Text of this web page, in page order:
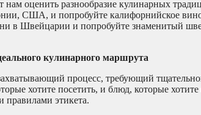
оценить разнообразие кулинарных
США, и попробуйте калифорнийское
в Швейцарии и попробуйте знаменитый
кулинарного маршрута
процесс, требующий
хотите посетить, и блюд, которые
правилами этикета.